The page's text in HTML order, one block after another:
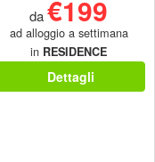
da€199
ad alloggio a settimana
in RESIDENCE
Dettagli